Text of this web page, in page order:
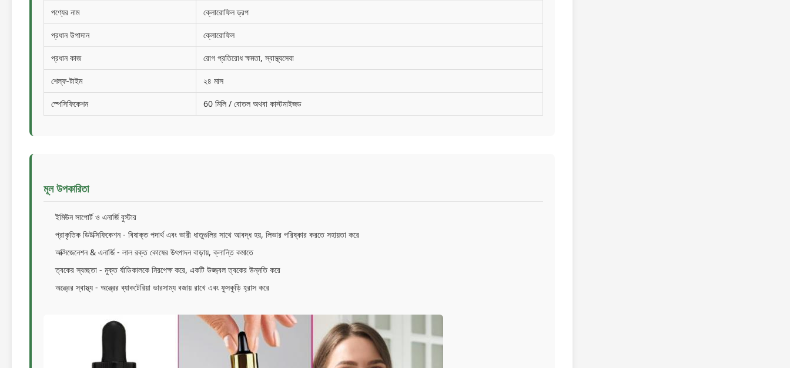
পণ্যের নাম ক্লোরোফিল ড্রপ
প্রধান উপাদান ক্লোরোফিল
প্রধান কাজ রোগ প্রতিরোধ ক্ষমতা, স্বাস্থ্যসেবা
শেল্ফ-টাইম ২৪ মাস
স্পেসিফিকেশন 60 মিলি / বোতল অথবা কাস্টমাইজড
মূল উপকারিতা
ইমিউন সাপোর্ট ও এনার্জি বুস্টার
প্রাকৃতিক ডিটক্সিফিকেশন - বিষাক্ত পদার্থ এবং ভারী ধাতুগুলির সাথে আবদ্ধ হয়, লিভার পরিষ্কার করতে সহায়তা করে
অক্সিজেনেশন & এনার্জি - লাল রক্ত কোষের উৎপাদন বাড়ায়, ক্লান্তি কমাতে
ত্বকের স্বচ্ছতা - মুক্ত র্যাডিকালকে নিরপেক্ষ করে, একটি উজ্জ্বল ত্বকের উন্নতি করে
অন্ত্রের স্বাস্থ্য - অন্ত্রের ব্যাকটেরিয়া ভারসাম্য বজায় রাখে এবং ফুসকুড়ি হ্রাস করে